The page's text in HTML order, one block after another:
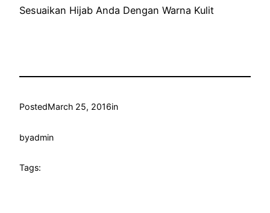
Sesuaikan Hijab Anda Dengan Warna Kulit
PostedMarch 25, 2016in
byadmin
Tags: